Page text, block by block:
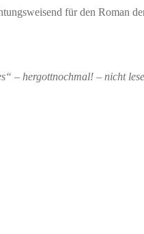
für den Roman
– hergottnochmal! – nicht